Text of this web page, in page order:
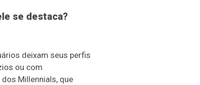
se destaca?
deixam seus perfis
ou com
Millennials, que